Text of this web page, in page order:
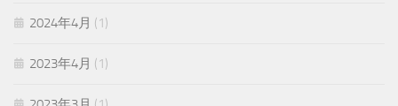
2024年4月 (1)
2023年4月 (1)